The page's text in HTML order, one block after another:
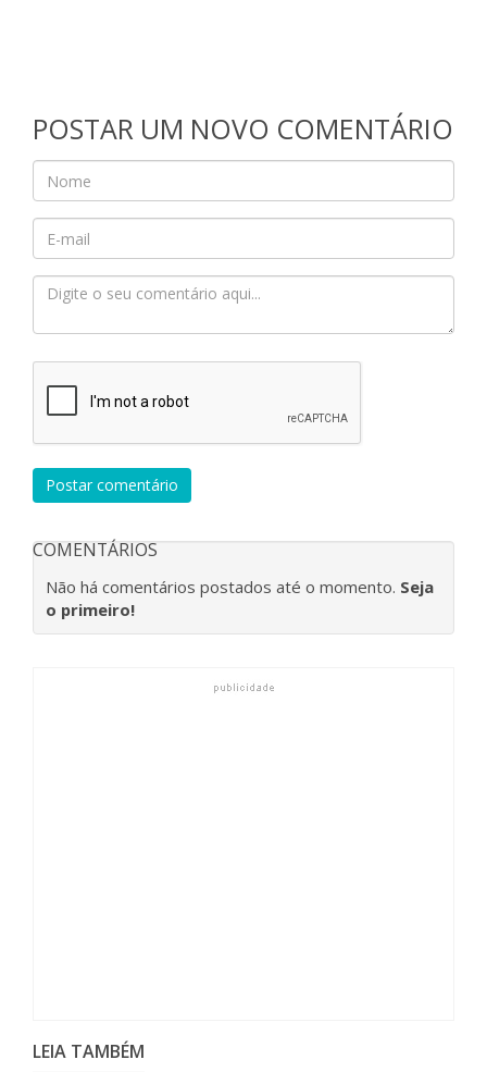
POSTAR UM NOVO COMENTÁRIO
Postar comentário
COMENTÁRIOS
Não há comentários postados até o momento. Seja
o primeiro!
LEIA TAMBÉM